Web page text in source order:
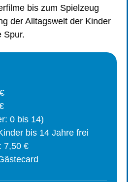
bis zum Spielzeug
der Alltagswelt der Kinder
Spur.
0 bis 14)
bis 14 Jahre frei
7,50 €